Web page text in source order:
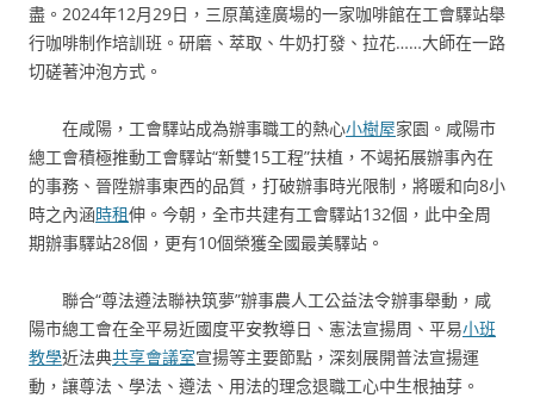
盡。2024年12月29日，三原萬達廣場的一家咖啡館在工會驛站舉
行咖啡制作培訓班。研磨、萃取、牛奶打發、拉花……大師在一路
切磋著沖泡方式。
在咸陽，工會驛站成為辦事職工的熱心小樹屋家園。咸陽市
總工會積極推動工會驛站“新雙15工程”扶植，不竭拓展辦事內在
的事務、晉陞辦事東西的品質，打破辦事時光限制，將暖和向8小
時之內涵時租伸。今朝，全市共建有工會驛站132個，此中全周
期辦事驛站28個，更有10個榮獲全國最美驛站。
聯合“尊法遵法聯袂筑夢”辦事農人工公益法令辦事舉動，咸
陽市總工會在全平易近國度平安教導日、憲法宣揚周、平易小班
教學近法典共享會議室宣揚等主要節點，深刻展開普法宣揚運
動，讓尊法、學法、遵法、用法的理念退職工心中生根抽芽。